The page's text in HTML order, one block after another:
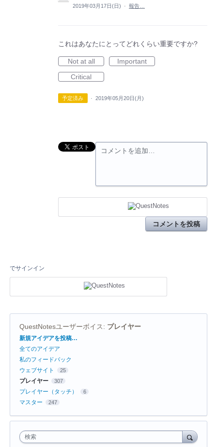
2019年03月17日(日)
· 報告…
これはあなたにとってどれくらい重要ですか?
Not at all
Important
Critical
予定済み · 2019年05月20日(月)
コメントを追加…
コメントを投稿
でサインイン
QuestNotesユーザーボイス: プレイヤー
カ
ゴ
リ
新規アイデアを投稿…
全てのアイデア
私のフィードバック
ウェブサイト
25
プレイヤー 307
プレイヤー（タッチ） 6
マスター 247
検索